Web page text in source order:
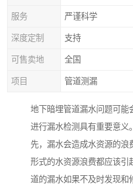
服务 严谨科学
深度定制 支持
可售卖地 全国
项目 管道测漏
地下暗埋管道漏水问题可能
进行漏水检测具有重要意义。
先，漏水会造成水资源的浪
形式的水资源浪费都应该引
道的漏水如果不及时发现和